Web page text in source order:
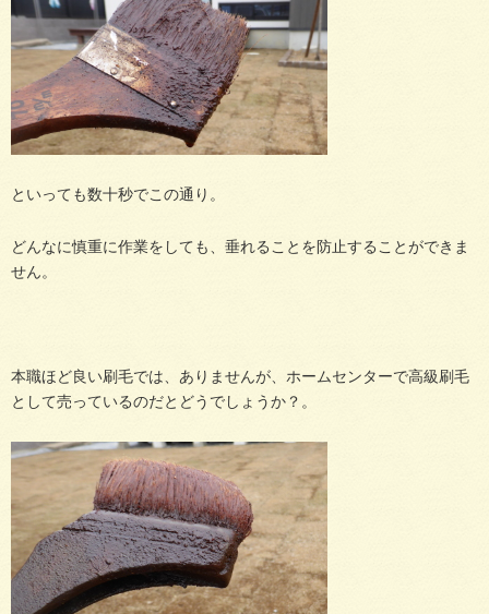
といっても数十秒でこの通り。
どんなに慎重に作業をしても、垂れることを防止することができま
せん。
本職ほど良い刷毛では、ありませんが、ホームセンターで高級刷毛
として売っているのだとどうでしょうか？。